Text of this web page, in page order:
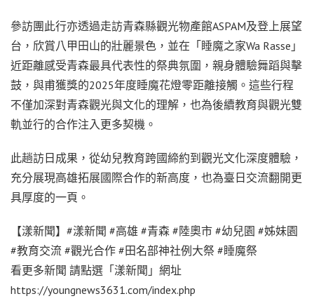
參訪團此行亦透過走訪青森縣觀光物產館ASPAM及登上展望
台，欣賞八甲田山的壯麗景色，並在「睡魔之家Wa Rasse」
近距離感受青森最具代表性的祭典氛圍，親身體驗舞蹈與擊
鼓，與甫獲獎的2025年度睡魔花燈零距離接觸。這些行程
不僅加深對青森觀光與文化的理解，也為後續教育與觀光雙
軌並行的合作注入更多契機。
此趟訪日成果，從幼兒教育跨國締約到觀光文化深度體驗，
充分展現高雄拓展國際合作的新高度，也為臺日交流翻開更
具厚度的一頁。
【漾新聞】#漾新聞 #高雄 #青森 #陸奧市 #幼兒園 #姊妹園
#教育交流 #觀光合作 #田名部神社例大祭 #睡魔祭
看更多新聞 請點選「漾新聞」網址
https://youngnews3631.com/index.php